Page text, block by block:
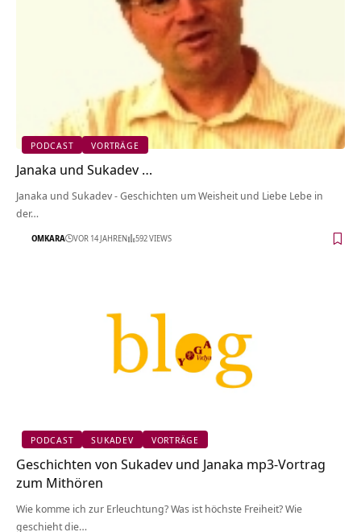
PODCAST VORTRÄGE
Janaka und Sukadev …
Janaka und Sukadev - Geschichten um Weisheit und Liebe Lebe in
der…
OMKARA VOR 14 JAHREN 592 VIEWS
PODCAST SUKADEV VORTRÄGE
Geschichten von Sukadev und Janaka mp3-Vortrag
zum Mithören
Wie komme ich zur Erleuchtung? Was ist höchste Freiheit? Wie
geschieht die…